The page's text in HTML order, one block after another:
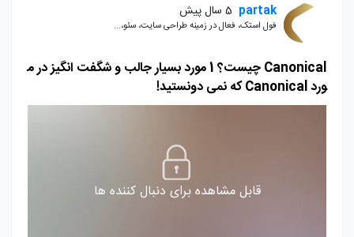
partak 5 سال پیش
فول استک، فعال در زمینه طراحی سایت، سئو،...
Canonical چیست؟ 1 مورد بسیار جالب و شگفت انگیز در م
ورد Canonical که نمی دونستید!
قابل مشاهده برای دنبال کننده ها